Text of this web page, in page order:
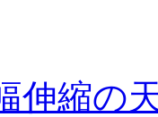
伸縮の